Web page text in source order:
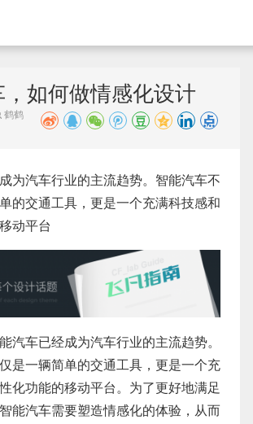
如何做情感化设计
鹤鹤
为汽车行业的主流趋势。智能汽车不
的交通工具，更是一个充满科技感和
动平台
汽车已经成为汽车行业的主流趋势。
是一辆简单的交通工具，更是一个充
化功能的移动平台。为了更好地满足
能汽车需要塑造情感化的体验，从而